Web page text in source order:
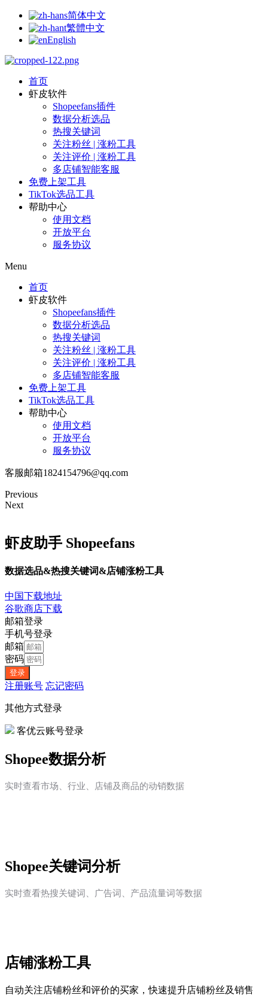
简体中文
繁體中文
English
首页
虾皮软件
Shopeefans插件
数据分析选品
热搜关键词
关注粉丝 | 涨粉工具
关注评价 | 涨粉工具
多店铺智能客服
免费上架工具
TikTok选品工具
帮助中心
使用文档
开放平台
服务协议
Menu
首页
虾皮软件
Shopeefans插件
数据分析选品
热搜关键词
关注粉丝 | 涨粉工具
关注评价 | 涨粉工具
多店铺智能客服
免费上架工具
TikTok选品工具
帮助中心
使用文档
开放平台
服务协议
客服邮箱1824154796@qq.com
Previous
Next
虾皮助手 Shopeefans
数据选品&热搜关键词&店铺涨粉工具
中国下载地址
谷歌商店下载
邮箱登录
手机号登录
邮箱
密码
登录
注册账号 忘记密码
其他方式登录
客优云账号登录
Shopee数据分析
实时查看市场、行业、店铺及商品的动销数据
Shopee关键词分析
实时查看热搜关键词、广告词、产品流量词等数据
店铺涨粉工具
自动关注店铺粉丝和评价的买家，快速提升店铺粉丝及销售